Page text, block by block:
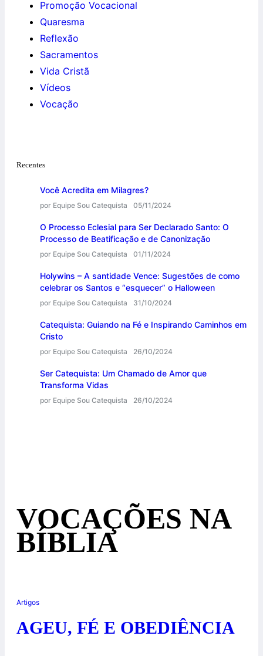
Promoção Vocacional
Quaresma
Reflexão
Sacramentos
Vida Cristã
Vídeos
Vocação
Recentes
Você Acredita em Milagres?
por Equipe Sou Catequista 05/11/2024
O Processo Eclesial para Ser Declarado Santo: O
Processo de Beatificação e de Canonização
por Equipe Sou Catequista 01/11/2024
Holywins – A santidade Vence: Sugestões de como
celebrar os Santos e “esquecer” o Halloween
por Equipe Sou Catequista 31/10/2024
Catequista: Guiando na Fé e Inspirando Caminhos em
Cristo
por Equipe Sou Catequista 26/10/2024
Ser Catequista: Um Chamado de Amor que
Transforma Vidas
por Equipe Sou Catequista 26/10/2024
VOCAÇÕES NA
BÍBLIA
Artigos
AGEU, FÉ E OBEDIÊNCIA